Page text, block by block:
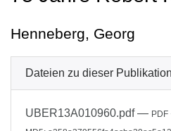
Henneberg, Georg
Dateien zu dieser Publikation
UBER13A010960.pdf— PDF